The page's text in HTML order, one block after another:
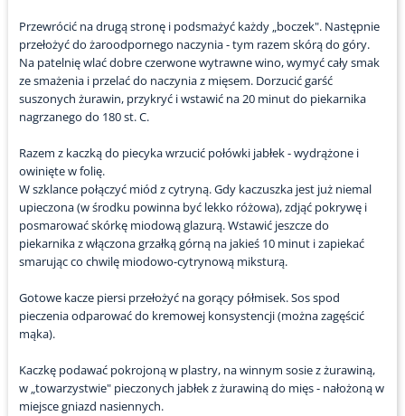
Przewrócić na drugą stronę i podsmażyć każdy „boczek". Następnie
przełożyć do żaroodpornego naczynia - tym razem skórą do góry.
Na patelnię wlać dobre czerwone wytrawne wino, wymyć cały smak
ze smażenia i przelać do naczynia z mięsem. Dorzucić garść
suszonych żurawin, przykryć i wstawić na 20 minut do piekarnika
nagrzanego do 180 st. C.
Razem z kaczką do piecyka wrzucić połówki jabłek - wydrążone i
owinięte w folię.
W szklance połączyć miód z cytryną. Gdy kaczuszka jest już niemal
upieczona (w środku powinna być lekko różowa), zdjąć pokrywę i
posmarować skórkę miodową glazurą. Wstawić jeszcze do
piekarnika z włączona grzałką górną na jakieś 10 minut i zapiekać
smarując co chwilę miodowo-cytrynową miksturą.
Gotowe kacze piersi przełożyć na gorący półmisek. Sos spod
pieczenia odparować do kremowej konsystencji (można zagęścić
mąka).
Kaczkę podawać pokrojoną w plastry, na winnym sosie z żurawiną,
w „towarzystwie" pieczonych jabłek z żurawiną do mięs - nałożoną w
miejsce gniazd nasiennych.